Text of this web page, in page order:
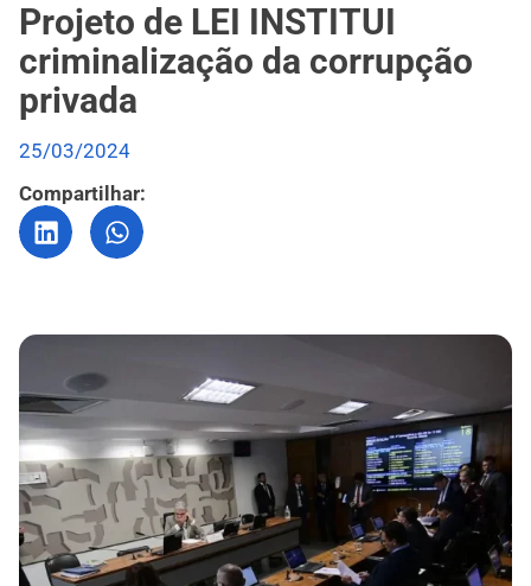
Projeto de LEI INSTITUI
criminalização da corrupção
privada
25/03/2024
Compartilhar: